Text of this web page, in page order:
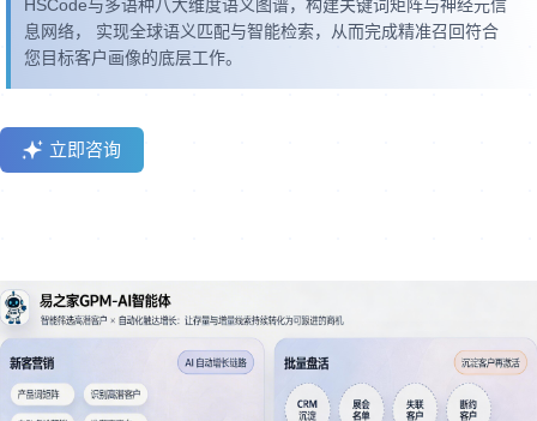
HSCode与多语种八大维度语义图谱，构建关键词矩阵与神经元信
息网络， 实现全球语义匹配与智能检索，从而完成精准召回符合
您目标客户画像的底层工作。
立即咨询